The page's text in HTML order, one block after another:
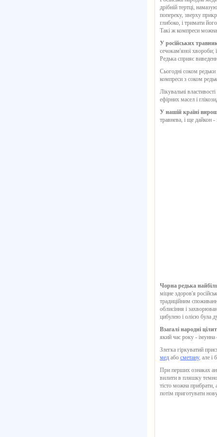
дрібній тертці,
попереку, зверху
глибоко, і тримати
Такі ж компреси можна
У російських
сечокам'яної хвороби;
Редька сприяє
Сьогодні соком
компреси з соком
Лікувальні
ефірних масел і
У нашій країні
травнева, і ще дайкон
Чорна редька
міцне здоров'я
традиційним
облисіння і
цибулею і олією була
Взагалі народні
який час року - імунна
Злегка гіркуватий
мед або сметану, але і
При перших ознаках
вилити в пляшку
тісто можна
потім приготувати